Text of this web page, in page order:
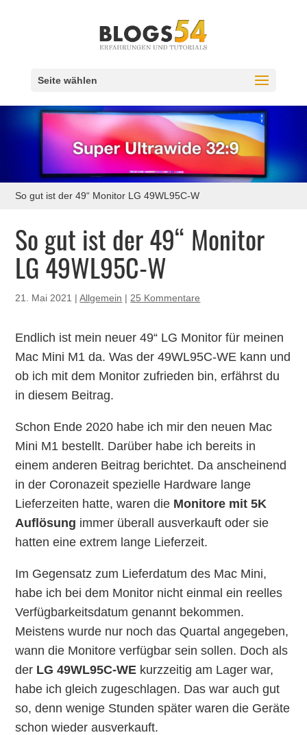
Seite wählen
So gut ist der 49“ Monitor LG 49WL95C-W
So gut ist der 49“ Monitor
LG 49WL95C-W
21. Mai 2021 |Allgemein | 25 Kommentare
Endlich ist mein neuer 49“ LG Monitor für meinen
Mac Mini M1 da. Was der 49WL95C-WE kann und
ob ich mit dem Monitor zufrieden bin, erfährst du
in diesem Beitrag.
Schon Ende 2020 habe ich mir den neuen Mac
Mini M1 bestellt. Darüber habe ich bereits in
einem anderen Beitrag berichtet. Da anscheinend
in der Coronazeit spezielle Hardware lange
Lieferzeiten hatte, waren die Monitore mit 5K
Auflösung immer überall ausverkauft oder sie
hatten eine extrem lange Lieferzeit.
Im Gegensatz zum Lieferdatum des Mac Mini,
habe ich bei dem Monitor nicht einmal ein reelles
Verfügbarkeitsdatum genannt bekommen.
Meistens wurde nur noch das Quartal angegeben,
wann die Monitore verfügbar sein sollen. Doch als
der LG 49WL95C-WE kurzzeitig am Lager war,
habe ich gleich zugeschlagen. Das war auch gut
so, denn wenige Stunden später waren die Geräte
schon wieder ausverkauft.